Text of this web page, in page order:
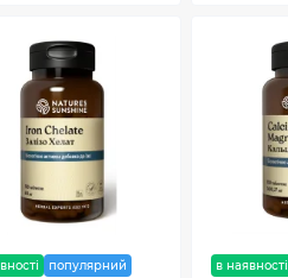
популярний в наявності